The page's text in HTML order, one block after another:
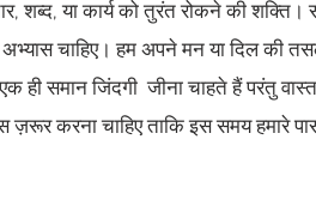
शब्द, या कार्य को तुरंत रोकने की
चाहिए। हम अपने मन या दिल की
ही समान जिंदगी जीना चाहते हैं परंतु
ज़रूर करना चाहिए ताकि इस समय